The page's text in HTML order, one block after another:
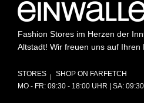
Fashion Stores im Herzen der
Altstadt! Wir freuen uns auf Ihren
STORES
SHOP ON FARFETCH
MO - FR: 09:30 - 18:00 UHR | SA: